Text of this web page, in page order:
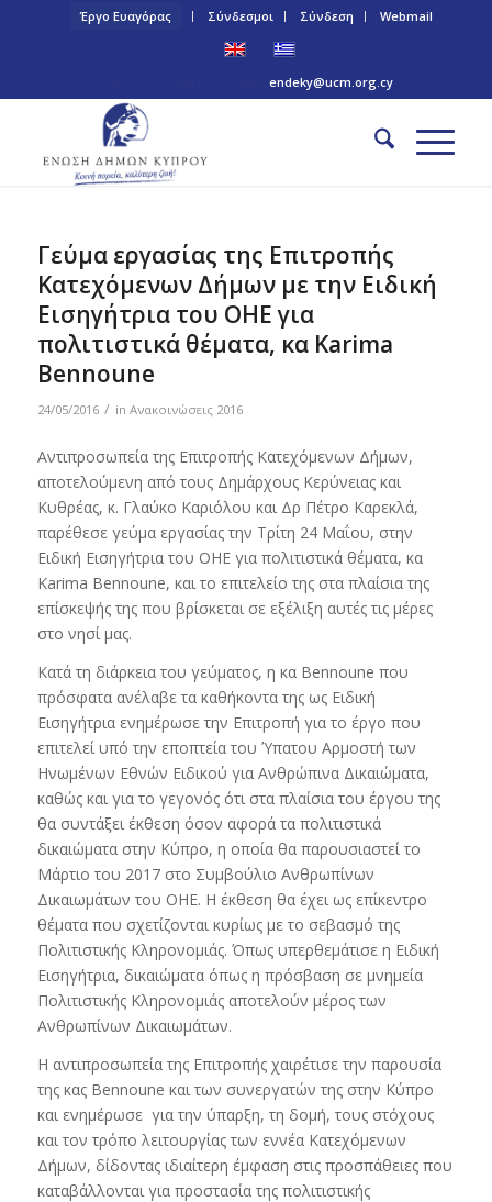
Έργο Ευαγόρας Σύνδεσμοι Σύνδεση Webmail
endeky@ucm.org.cy
Γεύμα εργασίας της Επιτροπής
Κατεχόμενων Δήμων με την Ειδική
Εισηγήτρια του ΟΗΕ για
πολιτιστικά θέματα, κα Karima
Bennoune
24/05/2016 / in Ανακοινώσεις 2016
Αντιπροσωπεία της Επιτροπής Κατεχόμενων Δήμων,
αποτελούμενη από τους Δημάρχους Κερύνειας και
Κυθρέας, κ. Γλαύκο Καριόλου και Δρ Πέτρο Καρεκλά,
παρέθεσε γεύμα εργασίας την Τρίτη 24 Μαΐου, στην
Ειδική Εισηγήτρια του ΟΗΕ για πολιτιστικά θέματα, κα
Karima Bennoune, και το επιτελείο της στα πλαίσια της
επίσκεψής της που βρίσκεται σε εξέλιξη αυτές τις μέρες
στο νησί μας.
Κατά τη διάρκεια του γεύματος, η κα Bennoune που
πρόσφατα ανέλαβε τα καθήκοντα της ως Ειδική
Εισηγήτρια ενημέρωσε την Επιτροπή για το έργο που
επιτελεί υπό την εποπτεία του Ύπατου Αρμοστή των
Ηνωμένων Εθνών Ειδικού για Ανθρώπινα Δικαιώματα,
καθώς και για το γεγονός ότι στα πλαίσια του έργου της
θα συντάξει έκθεση όσον αφορά τα πολιτιστικά
δικαιώματα στην Κύπρο, η οποία θα παρουσιαστεί το
Μάρτιο του 2017 στο Συμβούλιο Ανθρωπίνων
Δικαιωμάτων του ΟΗΕ. Η έκθεση θα έχει ως επίκεντρο
θέματα που σχετίζονται κυρίως με το σεβασμό της
Πολιτιστικής Κληρονομιάς. Όπως υπερθεμάτισε η Ειδική
Εισηγήτρια, δικαιώματα όπως η πρόσβαση σε μνημεία
Πολιτιστικής Κληρονομιάς αποτελούν μέρος των
Ανθρωπίνων Δικαιωμάτων.
Η αντιπροσωπεία της Επιτροπής χαιρέτισε την παρουσία
της κας Bennoune και των συνεργατών της στην Κύπρο
και ενημέρωσε για την ύπαρξη, τη δομή, τους στόχους
και τον τρόπο λειτουργίας των εννέα Κατεχόμενων
Δήμων, δίδοντας ιδιαίτερη έμφαση στις προσπάθειες που
καταβάλλονται για προστασία της πολιτιστικής